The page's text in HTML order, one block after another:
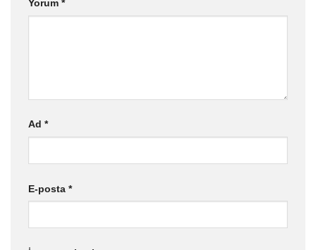
Yorum *
Ad *
E-posta *